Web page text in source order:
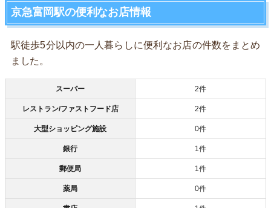
京急富岡駅の便利なお店情報
駅徒歩5分以内の一人暮らしに便利なお店の件数をまとめ
ました。
スーパー 2件
レストラン/ファストフード店 2件
大型ショッピング施設 0件
銀行 1件
郵便局 1件
薬局 0件